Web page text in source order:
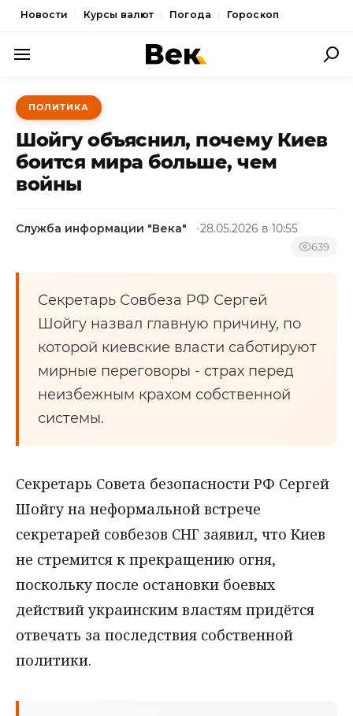
Новости Курсы валют Погода Гороскоп
ПОЛИТИКА
ЭКОНОМИКА
ОБЩЕСТВО
СПОРТ
ПОЛИТИКА
Шойгу объяснил, почему Киев
боится мира больше, чем
войны
Служба информации "Века" 28.05.2026 в 10:55
639
Секретарь Совбеза РФ Сергей
Шойгу назвал главную причину, по
которой киевские власти саботируют
мирные переговоры - страх перед
неизбежным крахом собственной
системы.
Секретарь Совета безопасности РФ Сергей
Шойгу на неформальной встрече
секретарей совбезов СНГ заявил, что Киев
не стремится к прекращению огня,
поскольку после остановки боевых
действий украинским властям придётся
отвечать за последствия собственной
политики.